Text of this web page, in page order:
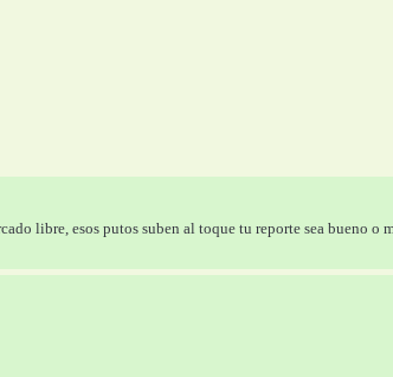
libre, esos putos suben al toque tu reporte sea bueno o